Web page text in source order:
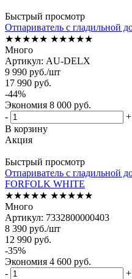
Быстрый просмотр
Отпариватель с гладильной
★★★★★ ★★★★★
Много
Артикул: AU-DELX
9 990 руб./шт
17 990 руб.
-44%
Экономия 8 000 руб.
-
+
В корзину
Акция
Быстрый просмотр
Отпариватель с гладильной
FORFOLK WHITE
★★★★★ ★★★★★
Много
Артикул: 7332800000403
8 390 руб./шт
12 990 руб.
-35%
Экономия 4 600 руб.
-
+